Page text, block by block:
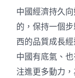
中國經濟持久
的，保持一個
西的品質成長
中國有底氣、
注進更多動力